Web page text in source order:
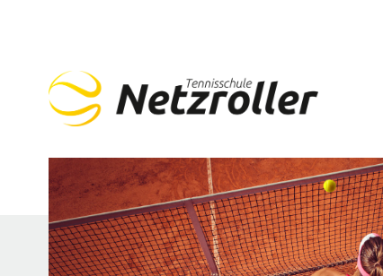
Navigation
überspringen